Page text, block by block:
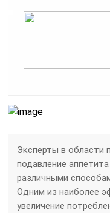
Эксперты в области
подавление
различными
Одним из наиболее
увеличение